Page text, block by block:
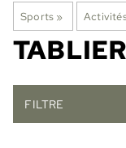
Sports ‪»
FILTRE